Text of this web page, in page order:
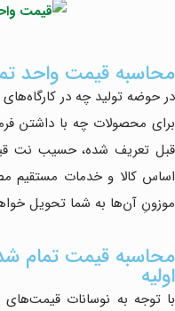
محاسبه قیمت واحد
در حوضه تولید چه در
برای محصولات چه با داشتن
قبل تعریف شده، حسیب نت
اساس کالا و خدمات مستقیم
موزونِ آن‌ها به شما تحویل
محاسبه قیمت تمام
اولیه
با توجه به نوسانات قیمت‌های